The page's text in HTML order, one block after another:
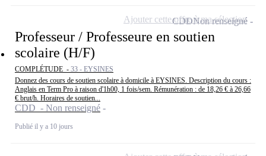
Professeur / Professeure en soutien
scolaire (H/F)
COMPLÉTUDE - 33 - EYSINES
Donnez des cours de soutien scolaire à domicile à EYSINES. Description du cours :
Anglais en Term Pro à raison d'1h00, 1 fois/sem. Rémunération : de 18,26 € à 26,66
€ brut/h. Horaires de soutien...
CDD - Non renseigné
Publié il y a 10 jours
CDDNon renseigné
Ajouter cette offre à ma sélection